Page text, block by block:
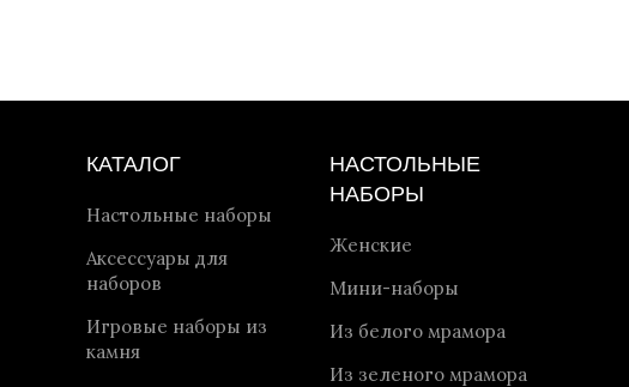
КАТАЛОГ
Настольные наборы
Аксессуары для
наборов
Игровые наборы из
камня
НАСТОЛЬНЫЕ
НАБОРЫ
Женские
Мини-наборы
Из белого мрамора
Из зеленого мрамора